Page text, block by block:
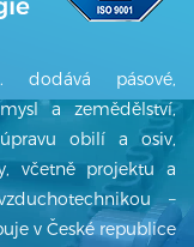
dodává pásové,
a zemědělství,
obilí a osiv,
včetně projektu a
–
v České republice